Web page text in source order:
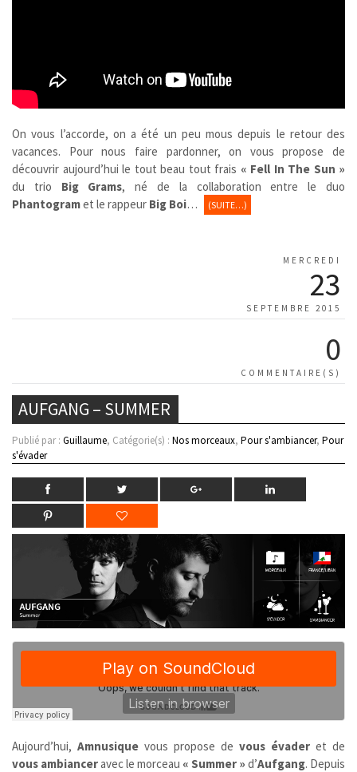
On vous l’accorde, on a été un peu mous depuis le retour des
vacances. Pour nous faire pardonner, on vous propose de
découvrir aujourd’hui le tout beau tout frais « Fell In The Sun »
du trio Big Grams, né de la collaboration entre le duo
Phantogramet le rappeur Big Boi… (SUITE…)
MERCREDI
23
SEPTEMBRE 2015
0
COMMENTAIRE(S)
AUFGANG – SUMMER
Publié par : Guillaume, Catégorie(s) : Nos morceaux, Pour s'ambiancer, Pour
s'évader
Aujourd’hui, Amnusique vous propose de vous évader et de
vous ambianceravec le morceau « Summer » d’Aufgang. Depuis